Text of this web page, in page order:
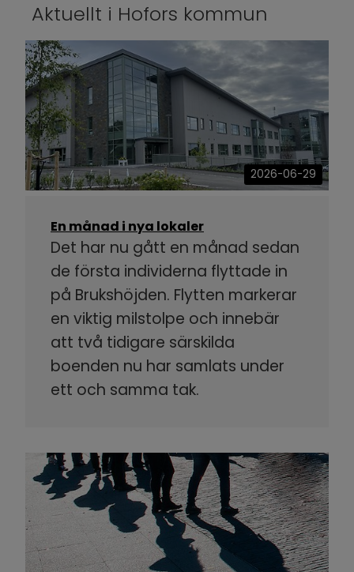
Aktuellt i Hofors kommun
2026-06-29
En månad i nya lokaler
Det har nu gått en månad sedan
de första individerna flyttade in
på Brukshöjden. Flytten markerar
en viktig milstolpe och innebär
att två tidigare särskilda
boenden nu har samlats under
ett och samma tak.